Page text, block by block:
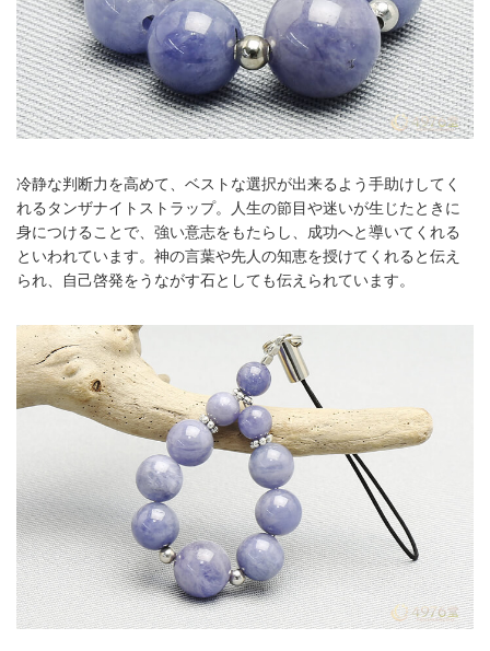
冷静な判断力を高めて、ベストな選択が出来るよう手助けしてく
れるタンザナイトストラップ。人生の節目や迷いが生じたときに
身につけることで、強い意志をもたらし、成功へと導いてくれる
といわれています。神の言葉や先人の知恵を授けてくれると伝え
られ、自己啓発をうながす石としても伝えられています。